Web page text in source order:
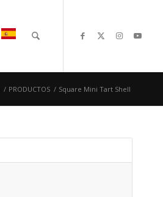
/ PRODUCTOS / Square Mini Tart Shell